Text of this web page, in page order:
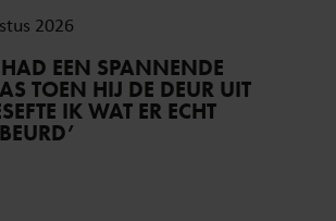
2026
EEN SPANNENDE
TOEN HIJ DE DEUR UIT
IK WAT ER ECHT